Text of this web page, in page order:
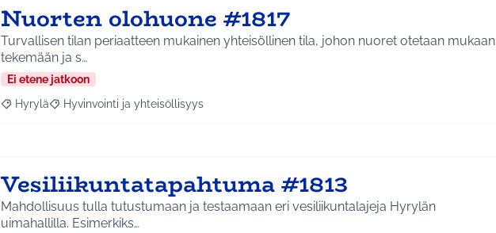
Nuorten olohuone #1817
Turvallisen tilan periaatteen mukainen yhteisöllinen tila, johon nuoret otetaan mukaan
tekemään ja s…
Ei etene jatkoon
Rajaa tulokset aihepiirin mukaan: Hyrylä
Hyrylä Rajaa tulokset teeman mukaan: Hyvinvointi ja yhteisöllisyys
Hyvinvointi ja yhteisöllisyys
Vesiliikuntatapahtuma #1813
Mahdollisuus tulla tutustumaan ja testaamaan eri vesiliikuntalajeja Hyrylän
uimahallilla. Esimerkiks…